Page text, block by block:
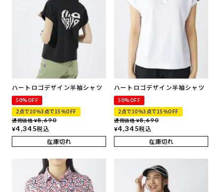
ハートロゴデザイン半袖シャツ
50%OFF
2点で10％3点で15％OFF
通常価格 ¥8,690
¥4,345税込
在庫切れ
ハートロゴデザイン半袖シャツ
50%OFF
2点で10％3点で15％OFF
通常価格 ¥8,690
¥4,345税込
在庫切れ